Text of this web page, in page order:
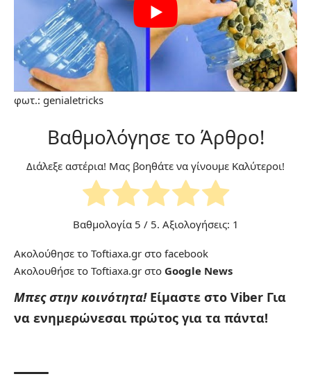
φωτ.: genialetricks
Βαθμολόγησε το Άρθρο!
Διάλεξε αστέρια! Μας βοηθάτε να γίνουμε Καλύτεροι!
Βαθμολογία 5 / 5. Αξιολογήσεις: 1
Ακολούθησε το Toftiaxa.gr στο facebook
Ακολουθήσε το Toftiaxa.gr στο Google News
Μπες στην κοινότητα! Είμαστε στο Viber Για
να ενημερώνεσαι πρώτος για τα πάντα!